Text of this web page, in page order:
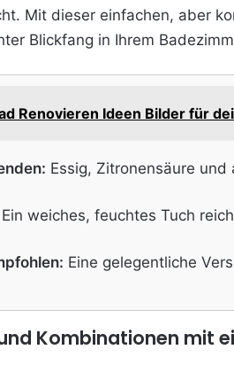
Mit dieser einfachen, aber
Blickfang in Ihrem
Renovieren Ideen Bilder für
Essig, Zitronensäure
Ein weiches, feuchtes Tuch
Eine gelegentliche
Kombinationen mit